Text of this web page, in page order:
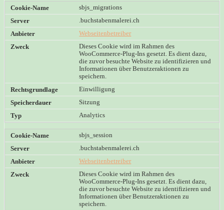
sbjs_migrations
.buchstabenmalerei.ch
Webseitenbetreiber
Dieses Cookie wird im Rahmen des
WooCommerce-Plug-Ins gesetzt. Es dient dazu,
die zuvor besuchte Website zu identifizieren und
Informationen über Benutzeraktionen zu
speichern.
Einwilligung
Sitzung
Analytics
sbjs_session
.buchstabenmalerei.ch
Webseitenbetreiber
Dieses Cookie wird im Rahmen des
WooCommerce-Plug-Ins gesetzt. Es dient dazu,
die zuvor besuchte Website zu identifizieren und
Informationen über Benutzeraktionen zu
speichern.